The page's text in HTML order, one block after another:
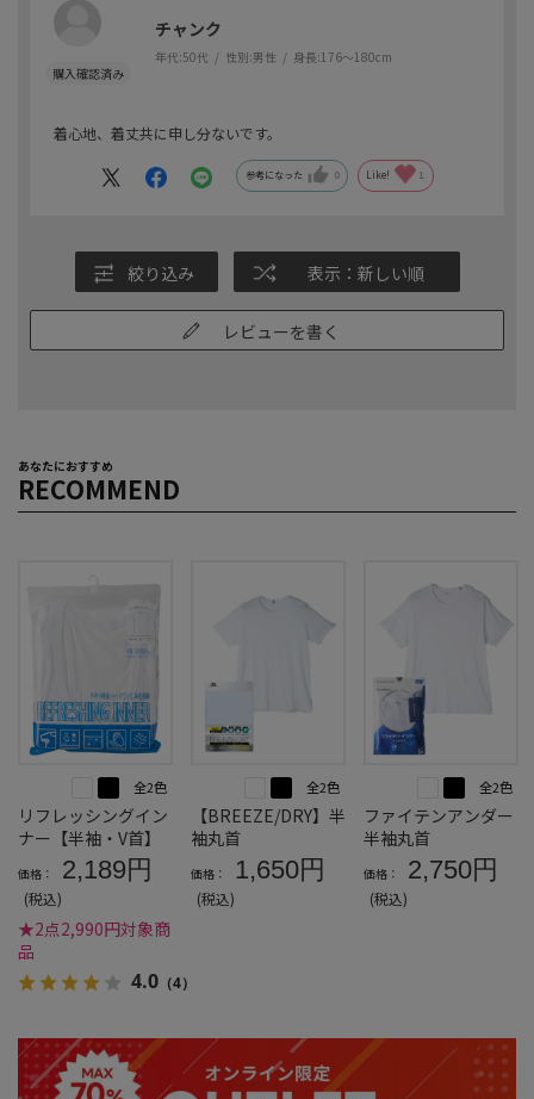
チャンク
年代:50代 性別:男性 身長:176～180cm
着心地、着丈共に申し分ないです。
参考になった 0 Like! 1
絞り込み 表示：新しい順
レビューを書く
あなたにおすすめ
RECOMMEND
全2色
リフレッシングイン
ナー【半袖・V首】
価格： 2,189円
(税込)
★2点2,990円対象商
品
4.0 （4）
全2色
【BREEZE/DRY】半
袖丸首
価格： 1,650円
(税込)
全2色
ファイテンアンダー
半袖丸首
価格： 2,750円
(税込)